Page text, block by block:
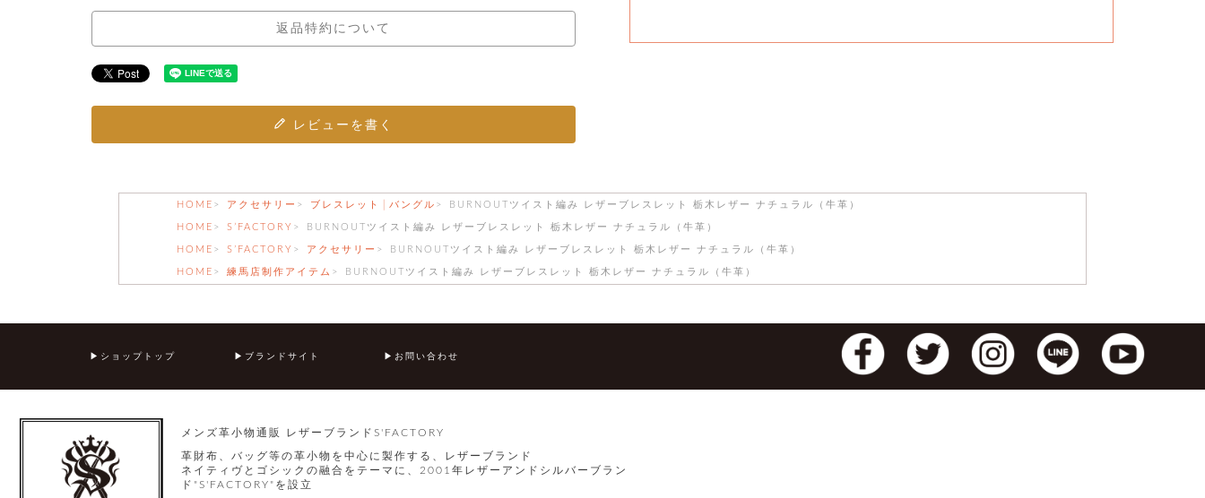
返品特約について
レビューを書く
HOME アクセサリー ブレスレット│バングル BURNOUTツイスト編み レザーブレスレット 栃木レザー ナチュラル（牛革）
HOME S’FACTORY BURNOUTツイスト編み レザーブレスレット 栃木レザー ナチュラル（牛革）
HOME S’FACTORY アクセサリー BURNOUTツイスト編み レザーブレスレット 栃木レザー ナチュラル（牛革）
HOME 練馬店制作アイテム BURNOUTツイスト編み レザーブレスレット 栃木レザー ナチュラル（牛革）
ショップトップ ブランドサイト お問い合わせ
メンズ革小物通販 レザーブランドS'FACTORY
革財布、バッグ等の革小物を中心に製作する、レザーブランド
ネイティヴとゴシックの融合をテーマに、2001年レザーアンドシルバーブラン
ド"S'FACTORY"を設立